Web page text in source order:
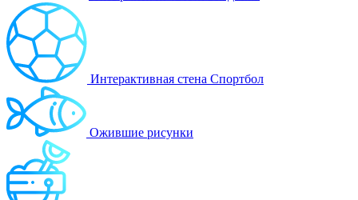
Интерактивная стена Спортбол
Ожившие рисунки